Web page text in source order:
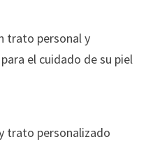
trato personal y
el cuidado de su piel
trato personalizado